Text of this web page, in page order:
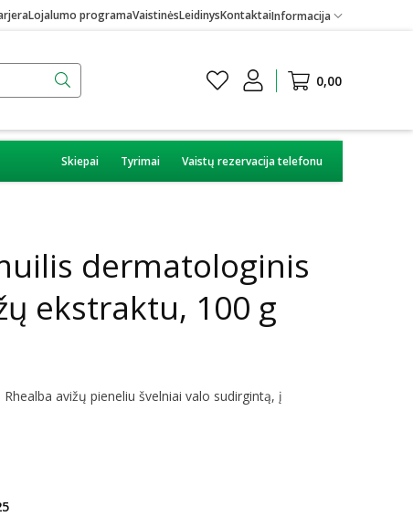
Lojalumo programaVaistinėsLeidinysKontaktaiInformacija
0,00
Skiepai Tyrimai Vaistų rezervacija telefonu
dermatologinis
ekstraktu, 100 g
avižų pieneliu švelniai valo sudirgintą, į
nuolaida